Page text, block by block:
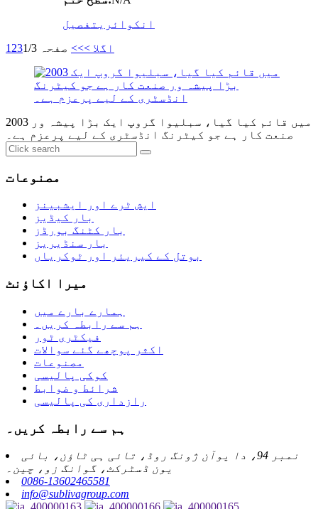
انکوائری تفصیل
1 23 اگلا >>> صفحہ 1/3
2003 میں قائم کیا گیا، سبلیوا گروپ ایک بڑا پیشہ ور
صنعت کار ہے جو کیٹرنگ انڈسٹری کے لیے پرعزم ہے۔
مصنوعات
ایش ٹرے اور ایشبینز
بار کیڈیز
بار کٹنگ بورڈز
بار سنڈیریز
بوتل کے کیریئر اور ٹوکریاں
میرا اکاؤنٹ
ہمارے بارے میں
ہم سے رابطہ کریں۔
فیکٹری ٹور
اکثر پوچھے گئے سوالات
مصنوعات
کوکی پالیسی
شرائط و ضوابط
رازداری کی پالیسی
ہم سے رابطہ کریں۔
نمبر 94، دا یوآن ژونگ روڈ، تائی ہی ٹاؤن، بائی
یون ڈسٹرکٹ، گوانگ زو، چین۔
0086-13602465581
info@sublivagroup.com